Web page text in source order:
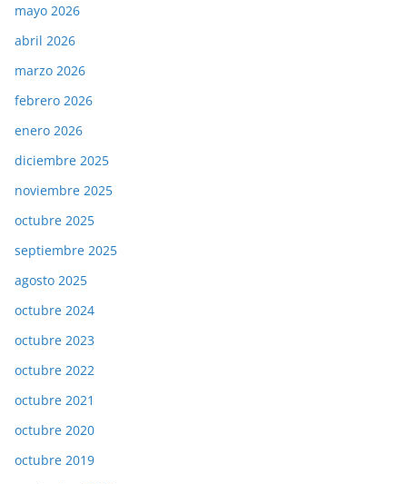
mayo 2026
abril 2026
marzo 2026
febrero 2026
enero 2026
diciembre 2025
noviembre 2025
octubre 2025
septiembre 2025
agosto 2025
octubre 2024
octubre 2023
octubre 2022
octubre 2021
octubre 2020
octubre 2019